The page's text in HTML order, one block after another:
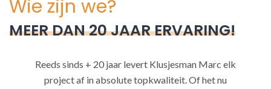
Wie zijn we?
MEER DAN 20 JAAR ERVARING!
Reeds sinds + 20 jaar levert Klusjesman Marc elk
project af in absolute topkwaliteit. Of het nu